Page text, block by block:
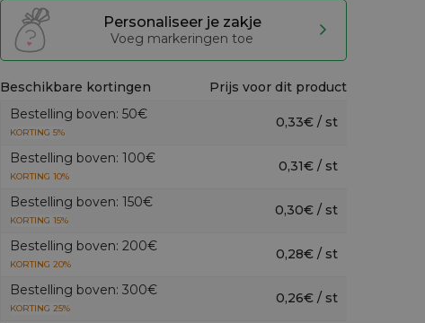
Personaliseer je zakje
Voeg markeringen toe
Beschikbare kortingen
Prijs voor dit product
Bestelling boven: 50€
KORTING 5%
0,33€ / st
Bestelling boven: 100€
KORTING 10%
0,31€ / st
Bestelling boven: 150€
KORTING 15%
0,30€ / st
Bestelling boven: 200€
KORTING 20%
0,28€ / st
Bestelling boven: 300€
KORTING 25%
0,26€ / st